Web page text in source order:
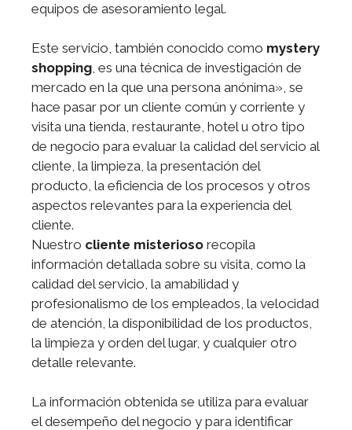
equipos de asesoramiento legal.
Este servicio, también conocido como mystery
shopping, es una técnica de investigación de
mercado en la que una persona anónima», se
hace pasar por un cliente común y corriente y
visita una tienda, restaurante, hotel u otro tipo
de negocio para evaluar la calidad del servicio al
cliente, la limpieza, la presentación del
producto, la eficiencia de los procesos y otros
aspectos relevantes para la experiencia del
cliente.
Nuestro cliente misterioso recopila
información detallada sobre su visita, como la
calidad del servicio, la amabilidad y
profesionalismo de los empleados, la velocidad
de atención, la disponibilidad de los productos,
la limpieza y orden del lugar, y cualquier otro
detalle relevante.
La información obtenida se utiliza para evaluar
el desempeño del negocio y para identificar